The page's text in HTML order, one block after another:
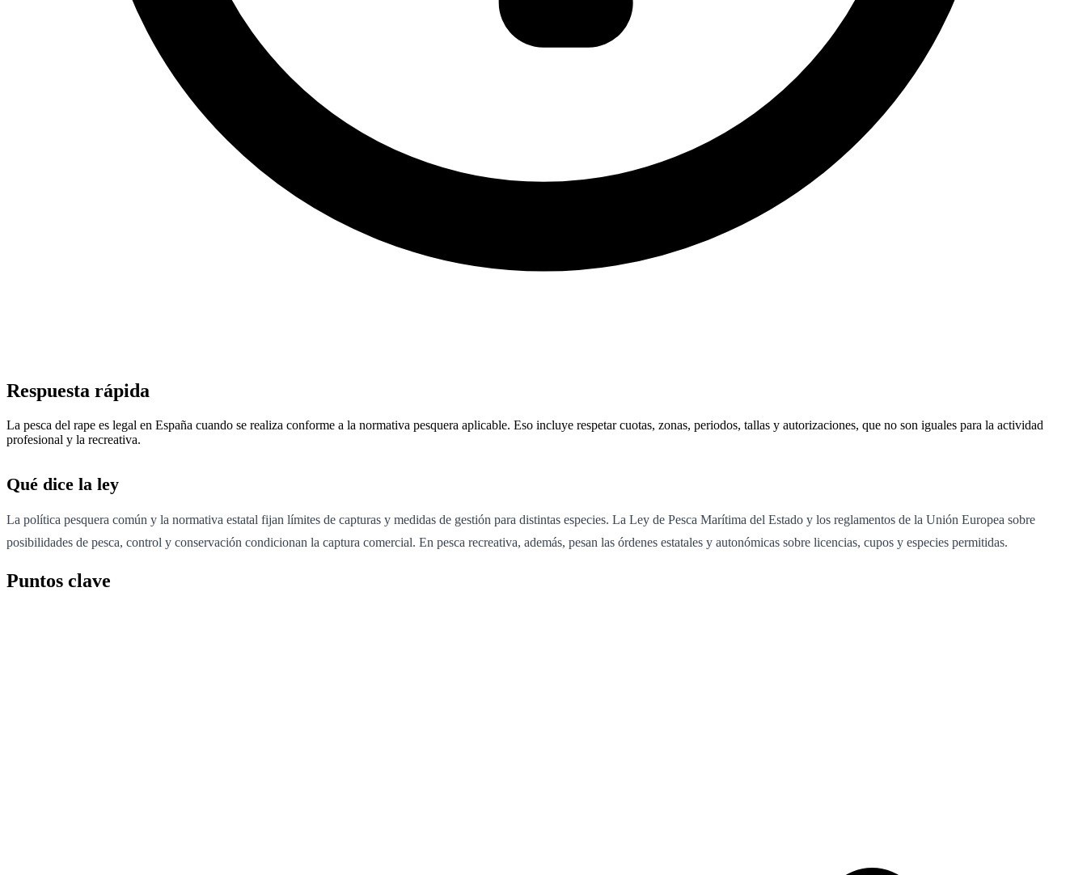
Respuesta rápida
La pesca del rape es legal en España cuando se realiza conforme a la normativa pesquera aplicable. Eso incluye respetar cuotas, zonas, periodos, tallas y autorizaciones, que no son iguales para la actividad
profesional y la recreativa.
Qué dice la ley
La política pesquera común y la normativa estatal fijan límites de capturas y medidas de gestión para distintas especies. La Ley de Pesca Marítima del Estado y los reglamentos de la Unión Europea sobre
posibilidades de pesca, control y conservación condicionan la captura comercial. En pesca recreativa, además, pesan las órdenes estatales y autonómicas sobre licencias, cupos y especies permitidas.
Puntos clave